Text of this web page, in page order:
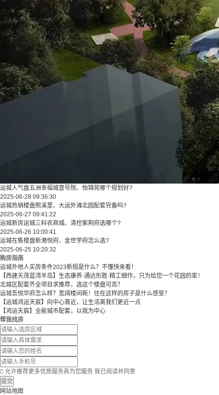
运城人气盘五洲幸福城壹号院、怡锦苑哪个规划好?
2025-06-28 09:36:30
运城热销楼盘熙溪里、大运外滩北园配套完备吗?
2025-06-27 09:41:22
运城新房运城三科农商城、清控紫荆府选哪个?
2025-06-26 10:00:41
运城在售楼盘新港悦府、金世学府怎么选?
2025-06-25 10:20:32
购房指南
运城外地人买房条件2023新规是什么？不懂快来看！
【西建天茂蓝湾半岛】生态康养·通达形胜·精工细作，只为给您一个花园的家！
北城区配套齐全项目求推荐，选这个楼盘可否？
运城吾悦华府怎么样？宽阔楼间距！住在这样的房子是什么感受？
【运城鸿运天宸】向中心靠近，让生活离我们更近一点
【鸿运天宸】全能城市配套，以我为中心
帮我找房
 允许推荐更多优质服务商为您服务 我已阅读并同意
提交
网站地图